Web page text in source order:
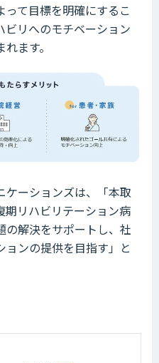
って目標を明確にするこ
ビリへのモチベーション
ます。
ケーションズは、「本取
期リハビリテーション病
の解決をサポートし、社
ンの提供を目指す」と